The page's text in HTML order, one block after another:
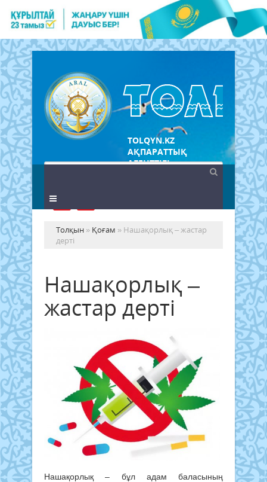
TOLQYN.KZ
АҚПАРАТТЫҚ
АГЕНТТІГІ
Толқын » Қоғам » Нашақорлық – жастар
дерті
Нашақорлық –
жастар дерті
Нашақорлық – бұл адам баласының